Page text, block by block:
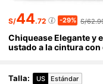
S/44.72 -29% S/
Chiquease Elegante y
ustado a la cintura
Talla: US Estándar